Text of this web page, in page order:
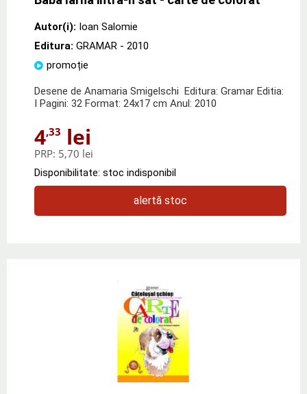
Autor(i): Ioan Salomie
Editura: GRAMAR - 2010
promoție
Desene de Anamaria Smigelschi Editura: Gramar Editia:
I Pagini: 32 Format: 24x17 cm Anul: 2010
4,33 lei
PRP: 5,70 lei
Disponibilitate: stoc indisponibil
alertă stoc